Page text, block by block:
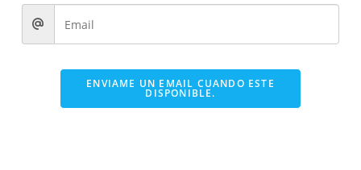
ENVIAME UN EMAIL CUANDO ESTE
DISPONIBLE.